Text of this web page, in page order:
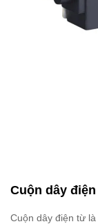
Cuộn dây
Cuộn dây điện từ